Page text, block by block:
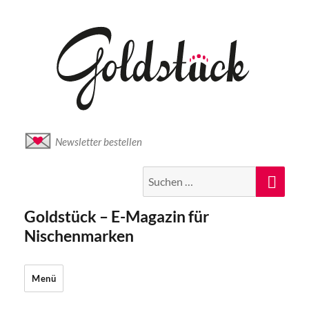
Newsletter bestellen
nach:
Goldstück – E-Magazin für
Nischenmarken
Menü